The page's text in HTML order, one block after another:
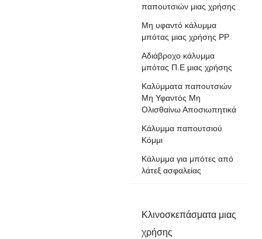
παπουτσιών μιας χρήσης
Μη υφαντό κάλυμμα
μπότας μιας χρήσης PP
Αδιάβροχο κάλυμμα
μπότας Π.Ε μιας χρήσης
Καλύμματα παπουτσιών
Μη Υφαντός Μη
Ολισθαίνω Αποσιωπητικά
Κάλυμμα παπουτσιού
Κόμμι
Κάλυμμα για μπότες από
λάτεξ ασφαλείας
Κλινοσκεπάσματα μιας
χρήσης